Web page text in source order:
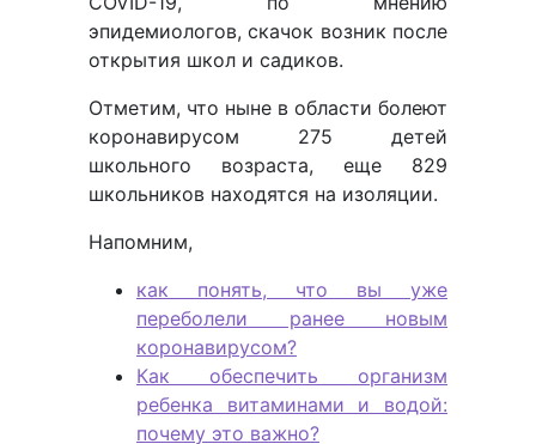
эпидемиологов, скачок возник после
открытия школ и садиков.
Отметим, что ныне в области болеют
коронавирусом 275 детей
школьного возраста, еще 829
школьников находятся на изоляции.
Напомним,
как понять, что вы уже
переболели ранее новым
коронавирусом?
Как обеспечить организм
ребенка витаминами и водой:
почему это важно?